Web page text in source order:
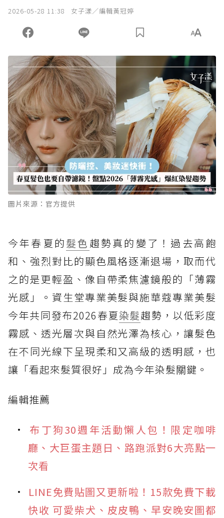
2026-05-28 11:38 女子漾／編輯黃冠婷
圖片來源：官方提供
今年春夏的髮色 趨勢真的變了！過去高飽
和、強烈對比的顯色風格逐漸退場，取而代
之的是更輕盈、像自帶柔焦濾鏡般的「薄霧
光感」。資生堂專業美髮與施華蔻專業美髮
今年共同發布2026春夏染髮趨勢，以低彩度
霧感、透光層次與自然光澤為核心，讓髮色
在不同光線下呈現柔和又高級的透明感，也
讓「看起來髮質很好」成為今年染髮關鍵。
編輯推薦
布丁狗30週年活動懶人包！限定咖啡
廳、大巨蛋主題日、路跑派對6大亮點一
次看
LINE免費貼圖又更新啦！15款免費下載
快收 可愛柴犬、皮皮鴨、早安晚安圖都